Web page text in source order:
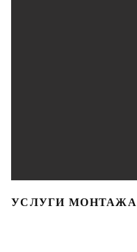
УСЛУГИ МОНТАЖА